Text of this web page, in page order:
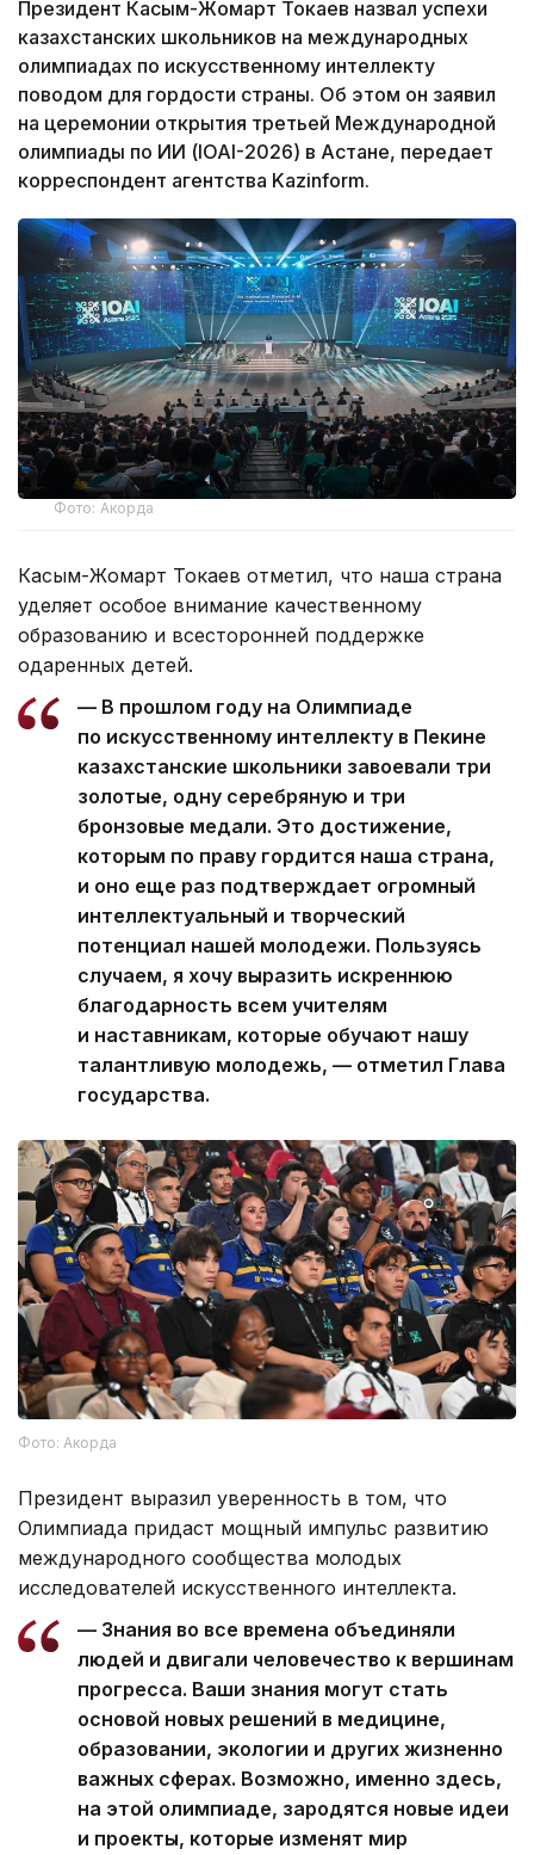
Президент Касым-Жомарт Токаев назвал успехи
казахстанских школьников на международных
олимпиадах по искусственному интеллекту
поводом для гордости страны. Об этом он заявил
на церемонии открытия третьей Международной
олимпиады по ИИ (IOAI-2026) в Астане, передает
корреспондент агентства Kazinform.
Фото: Акорда
Касым-Жомарт Токаев отметил, что наша страна
уделяет особое внимание качественному
образованию и всесторонней поддержке
одаренных детей.
— В прошлом году на Олимпиаде
по искусственному интеллекту в Пекине
казахстанские школьники завоевали три
золотые, одну серебряную и три
бронзовые медали. Это достижение,
которым по праву гордится наша страна,
и оно еще раз подтверждает огромный
интеллектуальный и творческий
потенциал нашей молодежи. Пользуясь
случаем, я хочу выразить искреннюю
благодарность всем учителям
и наставникам, которые обучают нашу
талантливую молодежь, — отметил Глава
государства.
Фото: Акорда
Президент выразил уверенность в том, что
Олимпиада придаст мощный импульс развитию
международного сообщества молодых
исследователей искусственного интеллекта.
— Знания во все времена объединяли
людей и двигали человечество к вершинам
прогресса. Ваши знания могут стать
основой новых решений в медицине,
образовании, экологии и других жизненно
важных сферах. Возможно, именно здесь,
на этой олимпиаде, зародятся новые идеи
и проекты, которые изменят мир